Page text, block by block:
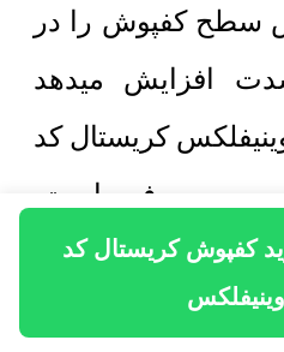
کفپوش کریستال کد
سطح کفپوش را در
افزایش میدهد
کریستال کد
و به صرفه است.
پذیری کفپوش در
کفپوش در بازار